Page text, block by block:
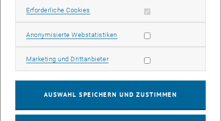
TU Wien in Kooperation mit Unternehmen
. Dabei hat die
Blickpunkt Forschung 2023: "Klimafitte Stadt"
Das diesjährige Event fand am Mittwoch, den 04. Oktober am
Nachmittag statt. Der inhaltliche Fokus lag auf Ansätzen
derKlimaresilienz, das heißt auf Projekten zu Themen wie
z.B. Energieeffizienz, Verbesserung der urbanen Energie- und CO -
Bilanz, Klimawandelanpassung, u.v.m. Letztlich geht es um die
die Umwelt- und Lebensqualität in Städten zu erhöhen.
Erforderliche Cookies Erforderliche Cookies zulassen
Anonymisierte WebstatistikenStatistik Cookies zulassen
Marketing und DrittanbieterMarketing Cookies zulassen
AUSWAHL SPEICHERN UND ZUSTIMMEN